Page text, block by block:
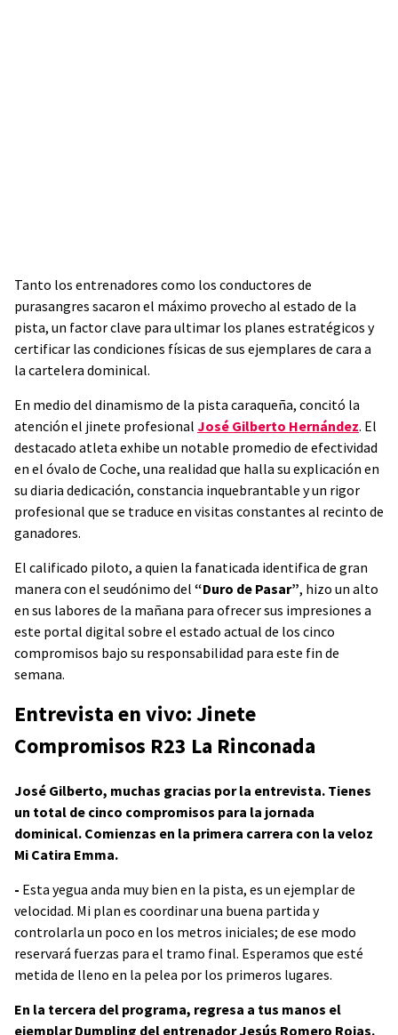
Tanto los entrenadores como los conductores de
purasangres sacaron el máximo provecho al estado de la
pista, un factor clave para ultimar los planes estratégicos y
certificar las condiciones físicas de sus ejemplares de cara a
la cartelera dominical.
En medio del dinamismo de la pista caraqueña, concitó la
atención el jinete profesional José Gilberto Hernández. El
destacado atleta exhibe un notable promedio de efectividad
en el óvalo de Coche, una realidad que halla su explicación en
su diaria dedicación, constancia inquebrantable y un rigor
profesional que se traduce en visitas constantes al recinto de
ganadores.
El calificado piloto, a quien la fanaticada identifica de gran
manera con el seudónimo del “Duro de Pasar”, hizo un alto
en sus labores de la mañana para ofrecer sus impresiones a
este portal digital sobre el estado actual de los cinco
compromisos bajo su responsabilidad para este fin de
semana.
Entrevista en vivo: Jinete
Compromisos R23 La Rinconada
José Gilberto, muchas gracias por la entrevista. Tienes
un total de cinco compromisos para la jornada
dominical. Comienzas en la primera carrera con la veloz
Mi Catira Emma.
- Esta yegua anda muy bien en la pista, es un ejemplar de
velocidad. Mi plan es coordinar una buena partida y
controlarla un poco en los metros iniciales; de ese modo
reservará fuerzas para el tramo final. Esperamos que esté
metida de lleno en la pelea por los primeros lugares.
En la tercera del programa, regresa a tus manos el
ejemplar Dumpling del entrenador Jesús Romero Rojas.